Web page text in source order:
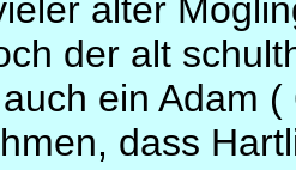
alter
der alt
ein Adam
dass